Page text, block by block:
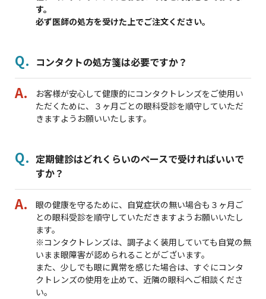
す。
必ず医師の処方を受けた上でご注文ください。
コンタクトの処方箋は必要ですか？
お客様が安心して健康的にコンタクトレンズをご使用い
ただくために、３ヶ月ごとの眼科受診を順守していただ
きますようお願いいたします。
定期健診はどれくらいのペースで受ければいいで
すか？
眼の健康を守るために、自覚症状の無い場合も３ヶ月ご
との眼科受診を順守していただきますようお願いいたし
ます。
※コンタクトレンズは、調子よく装用していても自覚の無
いまま眼障害が認められることがございます。
また、少しでも眼に異常を感じた場合は、すぐにコンタ
クトレンズの使用を止めて、近隣の眼科へご相談くださ
い。